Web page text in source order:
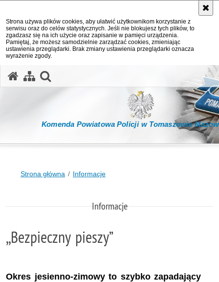
Strona używa plików cookies, aby ułatwić użytkownikom korzystanie z
serwisu oraz do celów statystycznych. Jeśli nie blokujesz tych plików, to
zgadzasz się na ich użycie oraz zapisanie w pamięci urządzenia.
Pamiętaj, że możesz samodzielnie zarządzać cookies, zmieniając
ustawienia przeglądarki. Brak zmiany ustawienia przeglądarki oznacza
wyrażenie zgody.
Komenda Powiatowa Policji w Tomaszowie
Strona główna Informacje
Informacje
,,Bezpieczny pieszy”
Okres jesienno-zimowy to szybko zapadający